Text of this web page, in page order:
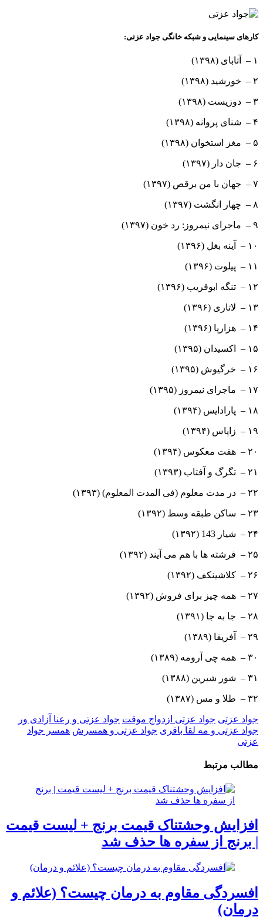
کارهای سینمایی و شبکه خانگی جواد عزتی:
۱ – آتابای (۱۳۹۸)
۲ – خورشید (۱۳۹۸)
۳ – دوزیست (۱۳۹۸)
۴ – شنای پروانه (۱۳۹۸)
۵ – مغز استخوان (۱۳۹۸)
۶ – جان دار (۱۳۹۷)
۷ – جهان با من برقص (۱۳۹۷)
۸ – چهار انگشت (۱۳۹۷)
۹ – ماجرای نیمروز: رد خون (۱۳۹۷)
۱۰ – آینه بغل (۱۳۹۶)
۱۱ – پیلوت (۱۳۹۶)
۱۲ – تنگه ابوقریب (۱۳۹۶)
۱۳ – لاتاری (۱۳۹۶)
۱۴ – هزارپا (۱۳۹۶)
۱۵ – اکسیدان (۱۳۹۵)
۱۶ – خرگیوش (۱۳۹۵)
۱۷ – ماجرای نیمروز (۱۳۹۵)
۱۸ – پارادایس (۱۳۹۴)
۱۹ – زاپاس (۱۳۹۴)
۲۰ – هفت معکوس (۱۳۹۴)
۲۱ – تگرگ و آفتاب (۱۳۹۳)
۲۲ – در مدت معلوم (فی المدت المعلوم) (۱۳۹۳)
۲۳ – ساکن طبقه وسط (۱۳۹۲)
۲۴ – شیار 143 (۱۳۹۲)
۲۵ – فرشته ها با هم می آیند (۱۳۹۲)
۲۶ – کلاشینکف (۱۳۹۲)
۲۷ – همه چیز برای فروش (۱۳۹۲)
۲۸ – جا به جا (۱۳۹۱)
۲۹ – آفریقا (۱۳۸۹)
۳۰ – همه چی آرومه (۱۳۸۹)
۳۱ – شور شیرین (۱۳۸۸)
۳۲ – طلا و مس (۱۳۸۷)
جواد عزتی جواد عزتی ازدواج موقت جواد عزتی و رعنا آزادی ور
جواد عزتی و مه لقا باقری جواد عزتی و همسرش همسر جواد
عزتی
مطالب مرتبط
افزایش وحشتناک قیمت برنج + لیست قیمت
| برنج از سفره ها حذف شد
افسردگی مقاوم به درمان چیست؟ (علائم و
درمان)